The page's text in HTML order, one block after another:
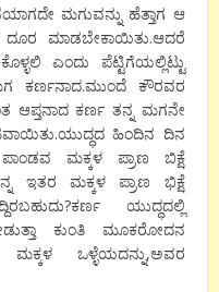
ಮಗುವನ್ನು ಹೆತ್ತಾಗ ಆ
ದೂರ ಮಾಡಬೇಕಾಯಿತು.ಆದರೆ
ಎಂದು ಪೆಟ್ಟಿಗೆಯಲ್ಲಿಟ್ಟು
ಕರ್ಣನಾದ.ಮುಂದೆ ಕೌರವರ
ಆಪ್ತನಾದ ಕರ್ಣ ತನ್ನ ಮಗನೇ
ಹಿಂದಿನ ದಿನ
ಮಕ್ಕಳ ಪ್ರಾಣ ಬಿಕ್ಷೆ
ಇತರ ಮಕ್ಕಳ ಪ್ರಾಣ ಭಿಕ್ಷೆ
ಯುದ್ಧದಲ್ಲಿ
ಕುಂತಿ ಮೂಕರೋದನ
ಒಳ್ಳೆಯದನ್ನು,ಅವರ